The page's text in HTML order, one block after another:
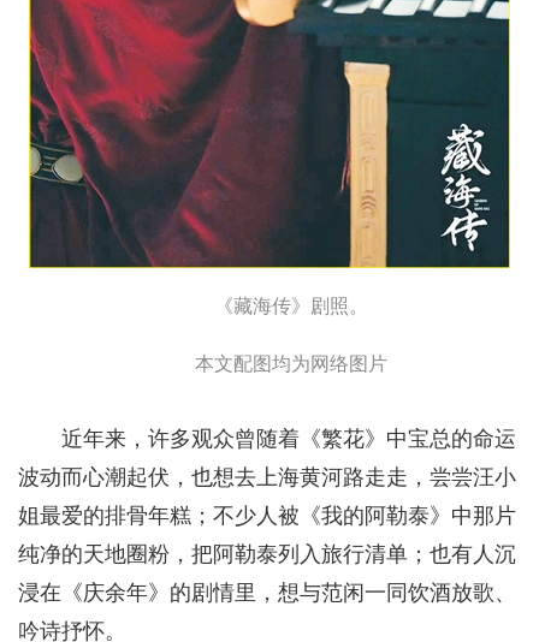
《藏海传》剧照。
本文配图均为网络图片
近年来，许多观众曾随着《繁花》中宝总的命运
波动而心潮起伏，也想去上海黄河路走走，尝尝汪小
姐最爱的排骨年糕；不少人被《我的阿勒泰》中那片
纯净的天地圈粉，把阿勒泰列入旅行清单；也有人沉
浸在《庆余年》的剧情里，想与范闲一同饮酒放歌、
吟诗抒怀。